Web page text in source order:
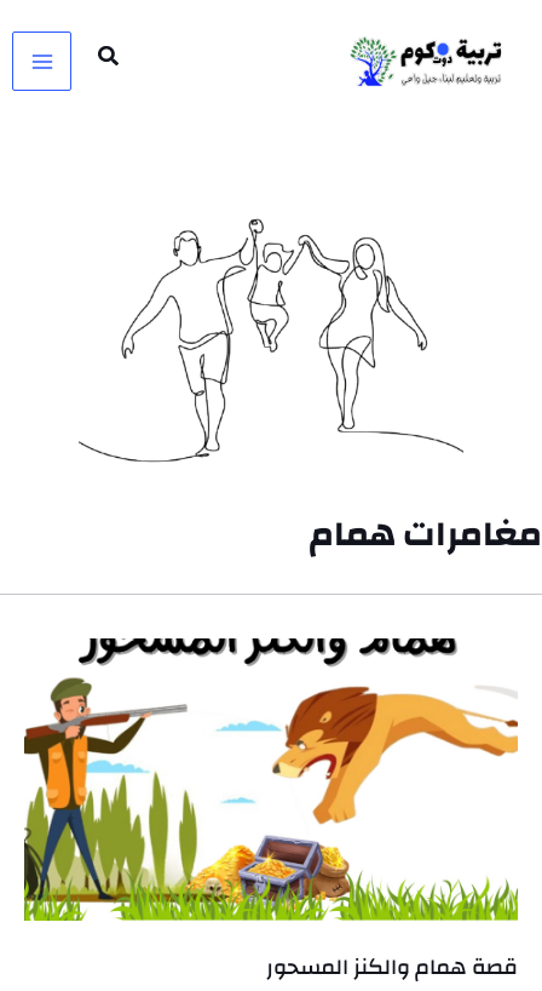
المحتوى
مغامرات همام
قصة همام والكنز المسحور